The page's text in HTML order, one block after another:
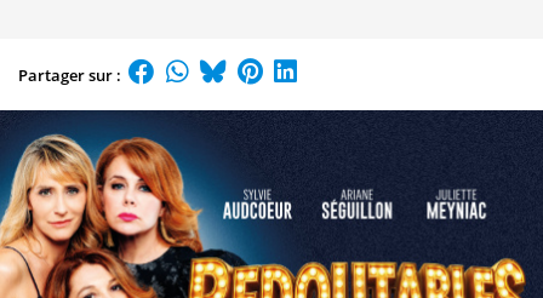
Partager sur :